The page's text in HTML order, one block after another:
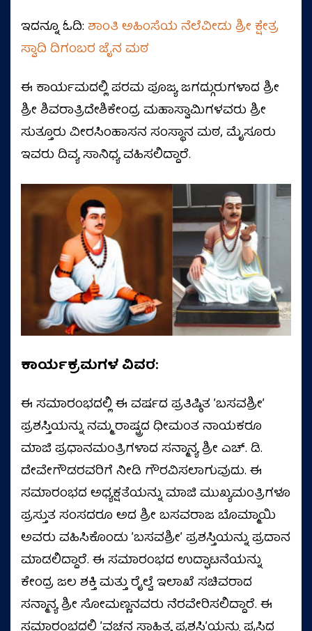
ಇದನ್ನೂ ಓದಿ:ಶಾಂತಿ ಅಹಿಂಸೆಯ ನೆಲೆವೀಡು ಶ್ರೀ ಕ್ಷೇತ್ರ
ಸ್ವಾದಿ ದಿಗಂಬರ ಜೈನ ಮಠ
ಈ ಕಾರ್ಯಮದಲ್ಲಿ ಪರಮ ಪೂಜ್ಯ ಜಗದ್ಗುರುಗಳಾದ ಶ್ರೀ
ಶ್ರೀ ಶಿವರಾತ್ರಿದೇಶಿಕೇಂದ್ರ ಮಹಾಸ್ವಾಮಿಗಳವರು ಶ್ರೀ
ಸುತ್ತೂರು ವೀರಸಿಂಹಾಸನ ಸಂಸ್ಥಾನ ಮಠ, ಮೈಸೂರು
ಇವರು ದಿವ್ಯ ಸಾನಿಧ್ಯ ವಹಿಸಲಿದ್ದಾರೆ.
ಕಾರ್ಯಕ್ರಮಗಳ ವಿವರ:
ಈ ಸಮಾರಂಭದಲ್ಲಿ ಈ ವರ್ಷದ ಪ್ರತಿಷ್ಠಿತ ʼಬಸವಶ್ರೀʼ
ಪ್ರಶಸ್ತಿಯನ್ನು ನಮ್ಮ ರಾಷ್ಟ್ರದ ಧೀಮಂತ ನಾಯಕರೂ
ಮಾಜಿ ಪ್ರಧಾನಮಂತ್ರಿಗಳಾದ ಸನ್ಮಾನ್ಯ ಶ್ರೀ ಎಚ್. ಡಿ.
ದೇವೇಗೌಡರವರಿಗೆ ನೀಡಿ ಗೌರವಿಸಲಾಗುವುದು. ಈ
ಸಮಾರಂಭದ ಅಧ್ಯಕ್ಷತೆಯನ್ನು ಮಾಜಿ ಮುಖ್ಯಮಂತ್ರಿಗಳೂ
ಪ್ರಸ್ತುತ ಸಂಸದರೂ ಅದ ಶ್ರೀ ಬಸವರಾಜ ಬೊಮ್ಮಾಯಿ
ಅವರು ವಹಿಸಿಕೊಂಡು ʼಬಸವಶ್ರೀʼ ಪ್ರಶಸ್ತಿಯನ್ನು ಪ್ರದಾನ
ಮಾಡಲಿದ್ದಾರೆ. ಈ ಸಮಾರಂಭದ ಉದ್ಘಾಟನೆಯನ್ನು
ಕೇಂದ್ರ ಜಲ ಶಕ್ತಿ ಮತ್ತು ರೈಲ್ವೆ ಇಲಾಖೆ ಸಚಿವರಾದ
ಸನ್ಮಾನ್ಯ ಶ್ರೀ ಸೋಮಣ್ಣನವರು ನೆರವೇರಿಸಲಿದ್ದಾರೆ. ಈ